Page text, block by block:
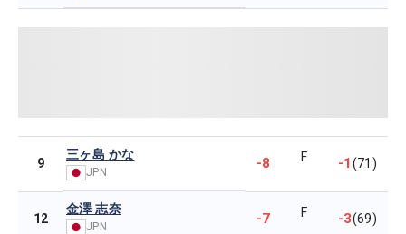
9
三ヶ島 かな
JPN
-8 F -1(71)
12
金澤 志奈
JPN -7 F -3(69)